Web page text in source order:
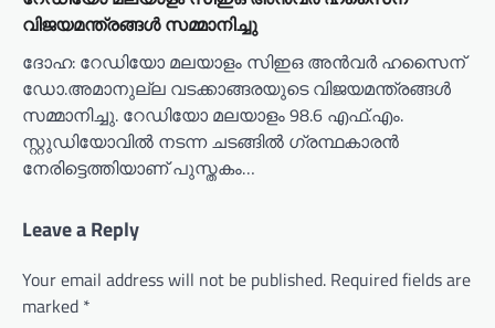
വിജയമന്ത്രങ്ങള്‍ സമ്മാനിച്ചു
ദോഹ: റേഡിയോ മലയാളം സിഇഒ അന്‍വര്‍ ഹസൈന്
ഡോ.അമാനുല്ല വടക്കാങ്ങരയുടെ വിജയമന്ത്രങ്ങള്‍
സമ്മാനിച്ചു. റേഡിയോ മലയാളം 98.6 എഫ്.എം.
സ്റ്റുഡിയോവില്‍ നടന്ന ചടങ്ങില്‍ ഗ്രന്ഥകാരന്‍
നേരിട്ടെത്തിയാണ് പുസ്തകം…
Leave a Reply
Your email address will not be published. Required fields are
marked *